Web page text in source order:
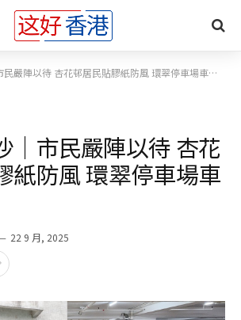
嚴陣以待 杏花邨居民貼膠紙防風 環翠停車場車主急移車
｜市民嚴陣以待 杏花
紙防風 環翠停車場車
22 9 月, 2025